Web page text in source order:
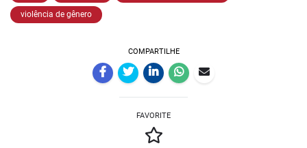
violência de gênero
COMPARTILHE
FAVORITE